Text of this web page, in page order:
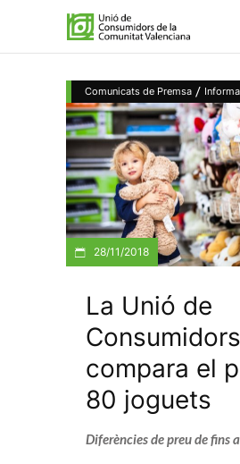
Comunicats de Premsa /
28/11/2018
La Unió de
Consumidors
compara el
80 joguets
Diferències de preu de fins